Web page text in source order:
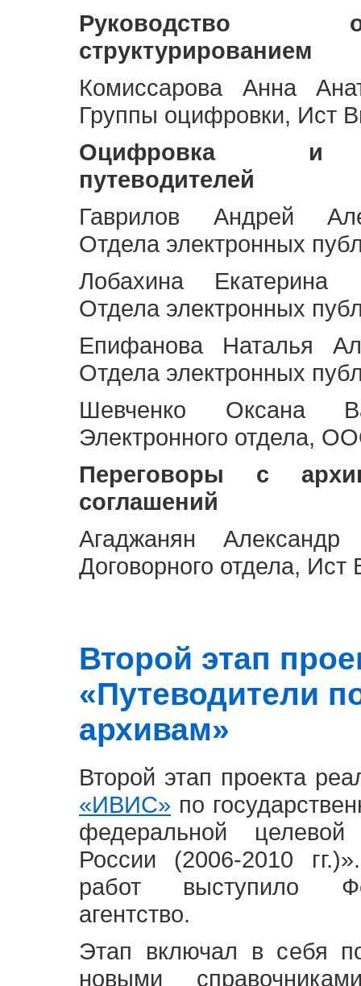
Руководство
структурированием
Комиссарова Анна
Группы оцифровки, Ист
Оцифровка и
путеводителей
Гаврилов Андрей
Отдела электронных
Лобахина Екатерина
Отдела электронных
Епифанова Наталья
Отдела электронных
Шевченко Оксана
Электронного отдела,
Переговоры с
соглашений
Агаджанян Александр
Договорного отдела,
Второй этап
«Путеводители
архивам»
Второй этап проекта
«ИВИС» по
федеральной
России (2006-2010
работ выступило
агентство.
Этап включал в себя
новыми